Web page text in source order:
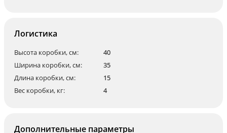
Логистика
Высота коробки, см:
40
Ширина коробки, см:
35
Длина коробки, см:
15
Вес коробки, кг:
4
Дополнительные параметры